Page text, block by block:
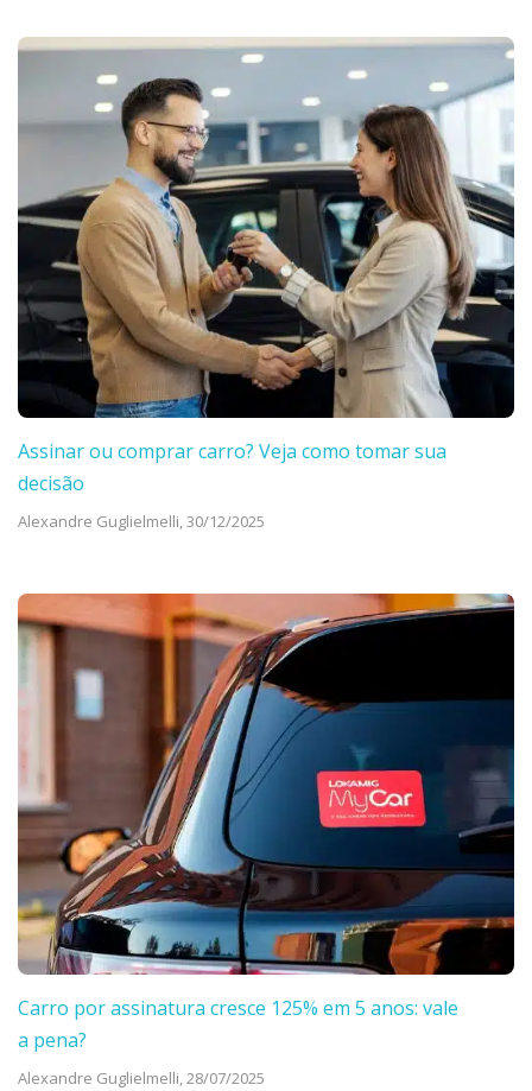
Assinar ou comprar carro? Veja como tomar sua
decisão
Alexandre Guglielmelli,30/12/2025
Carro por assinatura cresce 125% em 5 anos: vale
a pena?
Alexandre Guglielmelli,28/07/2025